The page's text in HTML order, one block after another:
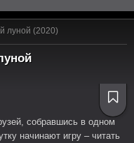
луной (2020)
собравшись в одном
начинают игру – читать